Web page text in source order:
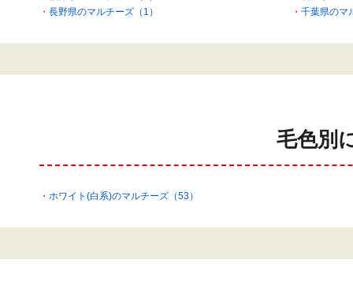
長野県のマルチーズ（1）
千葉県のマ
毛色別
ホワイト(白系)のマルチーズ（53）